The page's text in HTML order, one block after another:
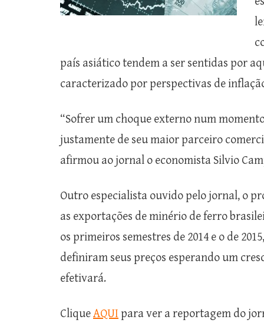
país asiático tendem a ser sentidas por
caracterizado por perspectivas de
“Sofrer um choque externo num
justamente de seu maior parceiro
afirmou ao jornal o economista Silvio
Outro especialista ouvido pelo jornal, o
as exportações de minério de ferro
os primeiros semestres de 2014 e o de
definiram seus preços esperando um
efetivará.
CliqueAQUI para ver a reportagem do